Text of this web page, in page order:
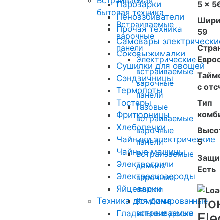
Пароварки
Пеновзбиватели
Прочая техника
Самовары
Соковыжималки
Сушилки для овощей
Сэндвичницы
Термопоты
Тостеры
Фритюрницы
Хлебопечки
Чайники электрические
Чайные машины
Электрогрили
Электросковороды
Яйцеварки
Техника для дома
Гладильные доски
бытовая техника
Встраиваемые
варочные
панели
Электрические
встраиваемые
варочные
панели
Газовые
встраиваемые
варочные
панели
Встраиваемые
домино
варочные
панели
Комбинированные
встраиваемые
5 x
59
с
Тип
5
Есть